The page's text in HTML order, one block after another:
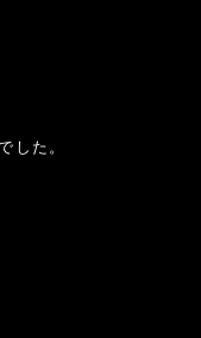
した。